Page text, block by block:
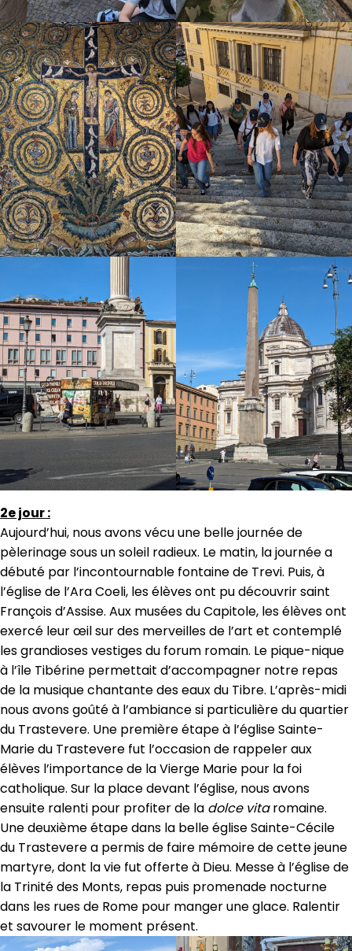
2e jour :
Aujourd’hui, nous avons vécu une belle journée de
pèlerinage sous un soleil radieux. Le matin, la journée a
débuté par l’incontournable fontaine de Trevi. Puis, à
l’église de l’Ara Coeli, les élèves ont pu découvrir saint
François d’Assise. Aux musées du Capitole, les élèves ont
exercé leur œil sur des merveilles de l’art et contemplé
les grandioses vestiges du forum romain. Le pique-nique
à l’île Tibérine permettait d’accompagner notre repas
de la musique chantante des eaux du Tibre. L’après-midi
nous avons goûté à l’ambiance si particulière du quartier
du Trastevere. Une première étape à l’église Sainte-
Marie du Trastevere fut l’occasion de rappeler aux
élèves l’importance de la Vierge Marie pour la foi
catholique. Sur la place devant l’église, nous avons
ensuite ralenti pour profiter de la dolce vitaromaine.
Une deuxième étape dans la belle église Sainte-Cécile
du Trastevere a permis de faire mémoire de cette jeune
martyre, dont la vie fut offerte à Dieu. Messe à l’église de
la Trinité des Monts, repas puis promenade nocturne
dans les rues de Rome pour manger une glace. Ralentir
et savourer le moment présent.